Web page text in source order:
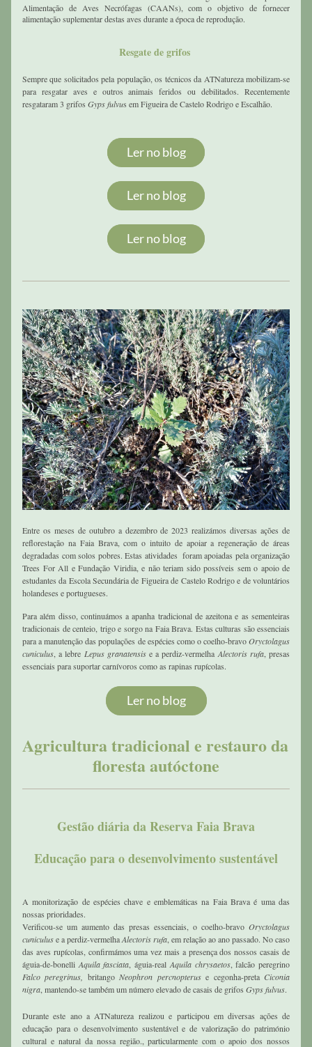
Alimentação de Aves Necrófagas (CAANs), com o objetivo de fornecer
alimentação suplementar destas aves durante a época de reprodução.
Resgate de grifos
Sempre que solicitados pela população, os técnicos da ATNatureza mobilizam-se
para resgatar aves e outros animais feridos ou debilitados. Recentemente
resgataram 3 grifos Gyps fulvus em Figueira de Castelo Rodrigo e Escalhão.
Ler no blog
Ler no blog
Ler no blog
Entre os meses de outubro a dezembro de 2023 realizámos diversas ações de
reflorestação na Faia Brava, com o intuito de apoiar a regeneração de áreas
degradadas com solos pobres. Estas atividades  foram apoiadas pela organização
Trees For All e Fundação Viridia, e não teriam sido possíveis sem o apoio de
estudantes da Escola Secundária de Figueira de Castelo Rodrigo e de voluntários
holandeses e portugueses.
Para além disso, continuámos a apanha tradicional de azeitona e as sementeiras
tradicionais de centeio, trigo e sorgo na Faia Brava. Estas culturas são essenciais
para a manutenção das populações de espécies como o coelho-bravo Oryctolagus
cuniculus , a lebre Lepus granatensis e a perdiz-vermelha Alectoris rufa, presas
essenciais para suportar carnívoros como as rapinas rupícolas.
Ler no blog
Agricultura tradicional e restauro da
floresta autóctone
Gestão diária da Reserva Faia Brava
Educação para o desenvolvimento sustentável
A monitorização de espécies chave e emblemáticas na Faia Brava é uma das
nossas prioridades.
Verificou-se um aumento das presas essenciais, o coelho-bravo Oryctolagus
cuniculus e a perdiz-vermelha Alectoris rufa , em relação ao ano passado. No caso
das aves rupícolas, confirmámos uma vez mais a presença dos nossos casais de
águia-de-bonelli Aquila fasciata , águia-real Aquila chrysaetos
Falco peregrinus,
britango Neophron percnopterus e cegonha-preta Ciconia
nigra , mantendo-se também um número elevado de casais de grifos Gyps fulvus.
Durante este ano a ATNatureza realizou e participou em diversas ações de
educação para o desenvolvimento sustentável e de valorização do património
cultural e natural da nossa região., particularmente com o apoio dos nossos